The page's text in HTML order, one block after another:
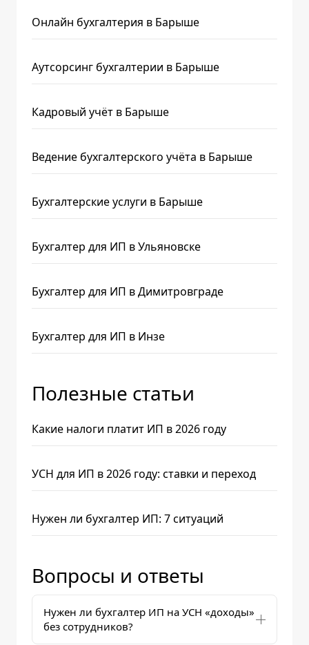
Онлайн бухгалтерия в Барыше
Аутсорсинг бухгалтерии в Барыше
Кадровый учёт в Барыше
Ведение бухгалтерского учёта в Барыше
Бухгалтерские услуги в Барыше
Бухгалтер для ИП в Ульяновске
Бухгалтер для ИП в Димитровграде
Бухгалтер для ИП в Инзе
Полезные статьи
Какие налоги платит ИП в 2026 году
УСН для ИП в 2026 году: ставки и переход
Нужен ли бухгалтер ИП: 7 ситуаций
Вопросы и ответы
Нужен ли бухгалтер ИП на УСН «доходы»
без сотрудников?